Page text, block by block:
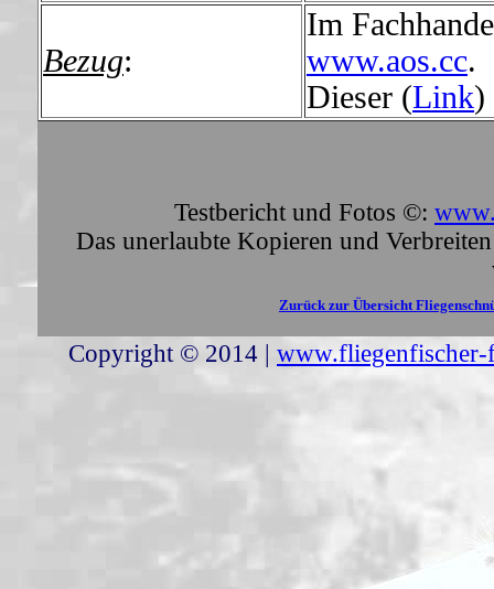
Bezug:
Im
www.aos.cc.
Dieser (Link)
Testbericht und Fotos ©:
Das unerlaubte Kopieren und
Zurück zur Übersicht
Copyright © 2014 | www.fliegenfischer-